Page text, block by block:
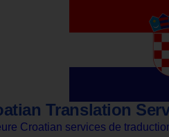
Translation
Croatian services de